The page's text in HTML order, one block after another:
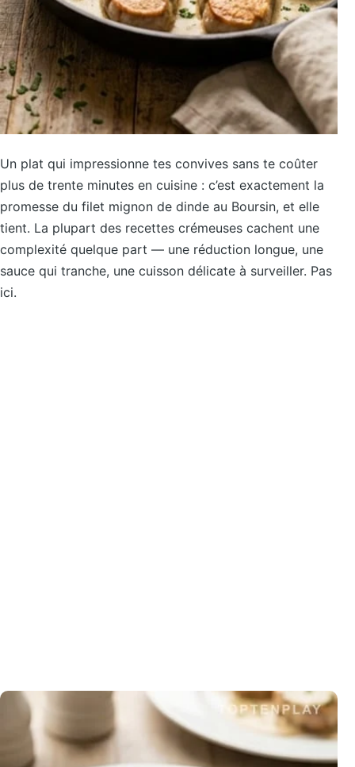
Un plat qui impressionne tes convives sans te coûter
plus de trente minutes en cuisine : c’est exactement la
promesse du filet mignon de dinde au Boursin, et elle
tient. La plupart des recettes crémeuses cachent une
complexité quelque part — une réduction longue, une
sauce qui tranche, une cuisson délicate à surveiller. Pas
ici.